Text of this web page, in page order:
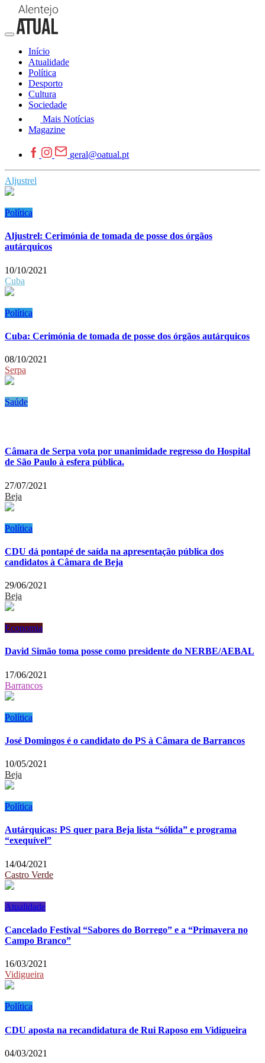
Início
Atualidade
Política
Desporto
Cultura
Sociedade
Mais Notícias
Magazine
geral@oatual.pt
Aljustrel
Política
Aljustrel: Cerimónia de tomada de posse dos órgãos
autárquicos
10/10/2021
Cuba
Política
Cuba: Cerimónia de tomada de posse dos órgãos autárquicos
08/10/2021
Serpa
Saúde
Câmara de Serpa vota por unanimidade regresso do Hospital
de São Paulo à esfera pública.
27/07/2021
Beja
Política
CDU dá pontapé de saída na apresentação pública dos
candidatos à Câmara de Beja
29/06/2021
Beja
Economia
David Simão toma posse como presidente do NERBE/AEBAL
17/06/2021
Barrancos
Política
José Domingos é o candidato do PS à Câmara de Barrancos
10/05/2021
Beja
Política
Autárquicas: PS quer para Beja lista “sólida” e programa
“exequível”
14/04/2021
Castro Verde
Atualidade
Cancelado Festival “Sabores do Borrego” e a “Primavera no
Campo Branco”
16/03/2021
Vidigueira
Política
CDU aposta na recandidatura de Rui Raposo em Vidigueira
04/03/2021